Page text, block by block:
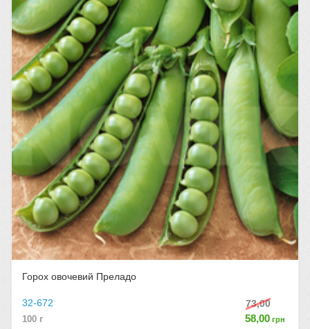
Горох овочевий Преладо
32-672
100 г
73,00
58,00 грн